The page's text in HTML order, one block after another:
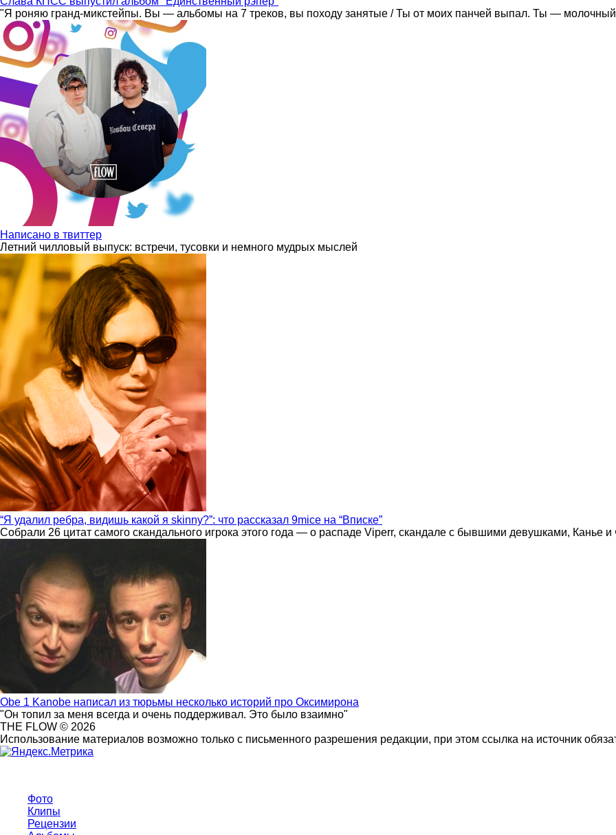
"Я роняю гранд-микстейпы. Вы — альбомы на 7 треков, вы походу занятые / Ты от моих панчей выпал. Ты —
Написано в твиттер
Летний чилловый выпуск: встречи, тусовки и немного мудрых мыслей
“Я удалил ребра, видишь какой я skinny?”: что рассказал 9mice на “Вписке”
Собрали 26 цитат самого скандального игрока этого года — о распаде Viperr, скандале с бывшими девушками, Канье
Obe 1 Kanobe написал из тюрьмы несколько историй про Оксимирона
"Он топил за меня всегда и очень поддерживал. Это было взаимно"
THE FLOW © 2026
Использование материалов возможно только с письменного разрешения редакции, при этом ссылка на источник
Фото
Клипы
Рецензии